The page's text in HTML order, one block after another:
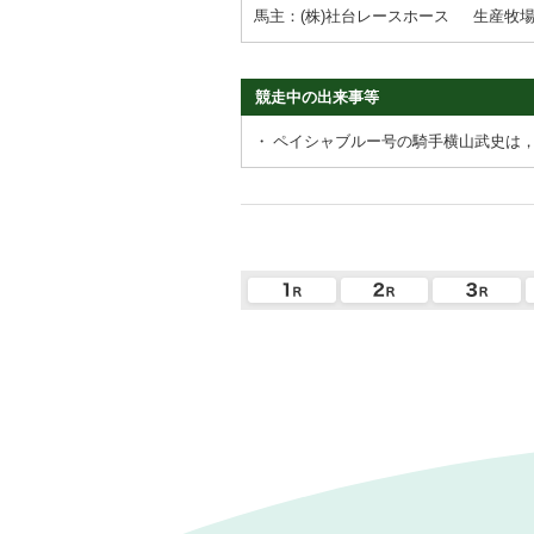
馬主：(株)社台レースホース 生産牧
競走中の出来事等
・ ペイシャブルー号の騎手横山武史は